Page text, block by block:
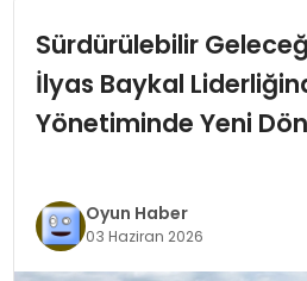
EKONOMI
EĞITIM
SAĞLIK
Sürdürülebilir
İlyas Baykal
Yönetiminde Yeni
Oyun Haber
03 Haziran 2026